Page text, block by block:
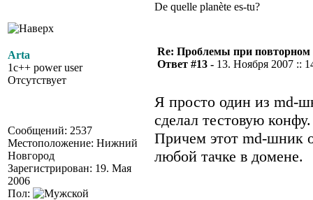
De quelle planète es-tu?
Arta
1c++ power user
Отсутствует
Сообщений: 2537
Местоположение: Нижний
Новгород
Зарегистрирован: 19. Мая
2006
Пол:
Re: Проблемы при повторном
Ответ #13 - 13. Ноября 2007 ::
Я просто один из md-
сделал тестовую конфу.
Причем этот md-шник
любой тачке в домене.